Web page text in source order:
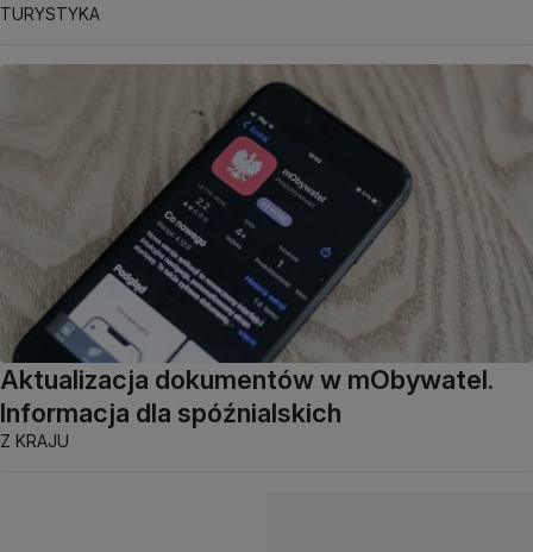
TURYSTYKA
Aktualizacja dokumentów w mObywatel.
Informacja dla spóźnialskich
Z KRAJU